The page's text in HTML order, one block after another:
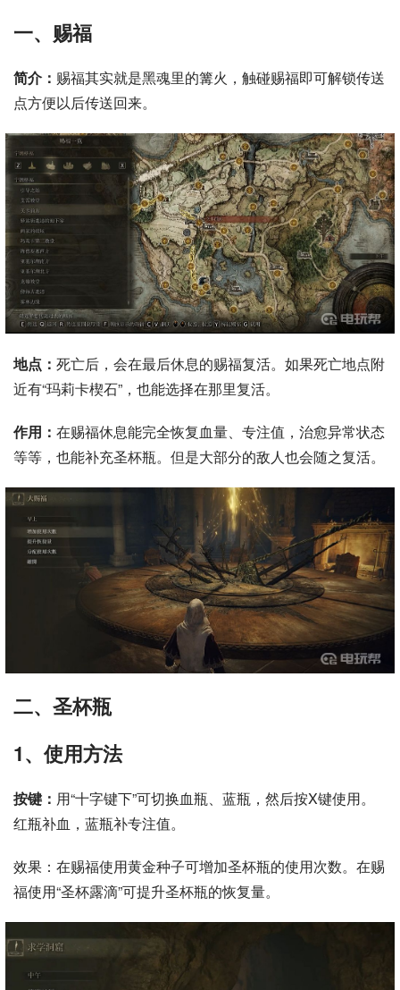
一、赐福
简介： 赐福其实就是黑魂里的篝火，触碰赐福即可解锁传送
点方便以后传送回来。
地点： 死亡后，会在最后休息的赐福复活。如果死亡地点附
近有“玛莉卡楔石”，也能选择在那里复活。
作用： 在赐福休息能完全恢复血量、专注值，治愈异常状态
等等，也能补充圣杯瓶。但是大部分的敌人也会随之复活。
二、圣杯瓶
1、使用方法
按键： 用“十字键下”可切换血瓶、蓝瓶，然后按X键使用。
红瓶补血，蓝瓶补专注值。
效果：在赐福使用黄金种子可增加圣杯瓶的使用次数。在赐
福使用“圣杯露滴”可提升圣杯瓶的恢复量。